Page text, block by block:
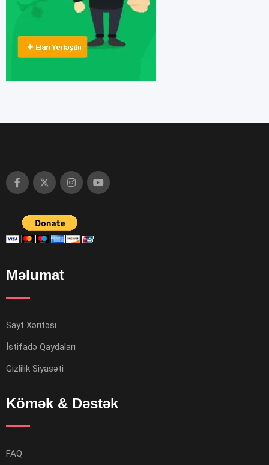
Məlumat
Sayt Xəritəsi
İstifadə Qaydaları
Gizlilik Siyasəti
Kömək & Dəstək
FAQ